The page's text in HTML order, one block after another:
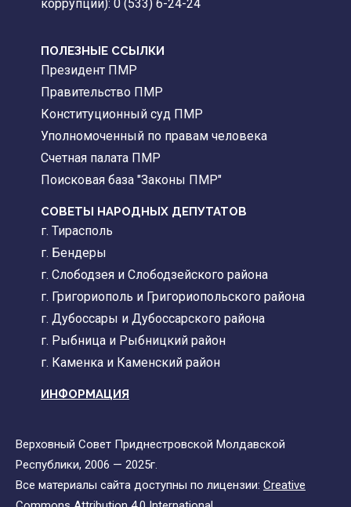
коррупции): 0 (533) 6-24-24
ПОЛЕЗНЫЕ ССЫЛКИ
Президент ПМР
Правительство ПМР
Конституционный суд ПМР
Уполномоченный по правам человека
Счетная палата ПМР
Поисковая база "Законы ПМР"
СОВЕТЫ НАРОДНЫХ ДЕПУТАТОВ
г. Тирасполь
г. Бендеры
г. Слободзея и Слободзейского района
г. Григориополь и Григориопольского района
г. Дубоссары и Дубоссарского района
г. Рыбница и Рыбницкий район
г. Каменка и Каменский район
ИНФОРМАЦИЯ
Верховный Совет Приднестровской Молдавской
Республики, 2006 — 2025г.
Все материалы сайта доступны по лицензии: Creative